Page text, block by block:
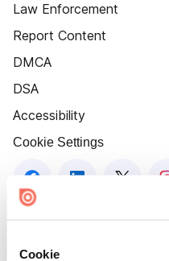
Cookie
Law Enforcement
Report Content
DMCA
DSA
Accessibility
Cookie Settings